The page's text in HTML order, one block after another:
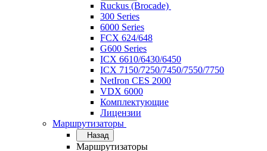
Ruckus (Brocade)
300 Series
6000 Series
FCX 624/648
G600 Series
ICX 6610/6430/6450
ICX 7150/7250/7450/7550/7750
NetIron CES 2000
VDX 6000
Комплектующие
Лицензии
Маршрутизаторы
Назад
Маршрутизаторы